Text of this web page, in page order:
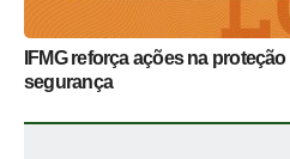
IFMG reforça ações na
segurança